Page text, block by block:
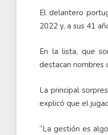
El delantero
2022 y, a sus 41
En la lista, que
destacan nombres
La principal
explicó que el
“La gestión es